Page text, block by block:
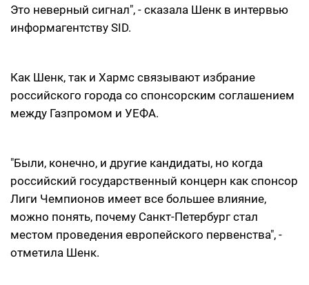
Это неверный сигнал", - сказала Шенк в интервью
информагентству SID.
Как Шенк, так и Хармс связывают избрание
российского города со спонсорским соглашением
между Газпромом и УЕФА.
"Были, конечно, и другие кандидаты, но когда
российский государственный концерн как спонсор
Лиги Чемпионов имеет все большее влияние,
можно понять, почему Санкт-Петербург стал
местом проведения европейского первенства", -
отметила Шенк.